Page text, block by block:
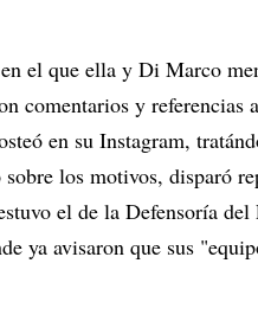
el que ella y Di Marco
comentarios y referencias
en su Instagram,
los motivos, disparó
el de la Defensoría
ya avisaron que sus